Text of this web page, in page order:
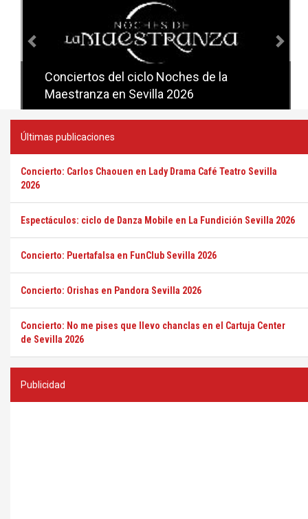
Conciertos del ciclo Noches de la
Maestranza en Sevilla 2026
Conciertos del ciclo Candlelight en
Sevilla
Últimas publicaciones
Concierto: Carlos Chaouen en Lady Drama Café Teatro Sevilla
2026
Espectáculos: ciclo de Danza Mobile en La Fundición Sevilla 2026
Concierto: Puertafalsa en FunClub Sevilla 2026
Concierto: Orishas en Pandora Sevilla 2026
Concierto: No me pises que llevo chanclas en el Cartuja Center
de Sevilla 2026
Publicidad